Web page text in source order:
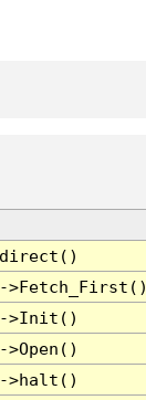
>Init()
>halt()